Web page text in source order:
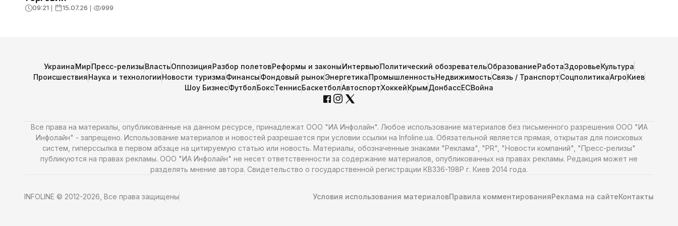
09:21 ❘ 15.07.26 ❘ 999
УкраинаМирПресс-релизыВластьОппозицияРазбор полетовРеформы и законыИнтервьюПолитический обозревательОбразованиеРаботаЗдоровьеКультура
ПроисшествияНаука и технологииНовости туризмаФинансыФондовый рынокЭнергетикаПромышленностьНедвижимостьСвязь / ТранспортСоцполитикаАгроКиев
Шоу БизнесФутболБоксТеннисБаскетболАвтоспортХоккейКрымДонбассЕСВойна
Все права на материалы, опубликованные на данном ресурсе, принадлежат ООО "ИА Инфолайн". Любое использование материалов без письменного разрешения ООО "ИА
Инфолайн" - запрещено. Использование материалов и новостей разрешается при условии ссылки на Infoline.ua. Обязательной является прямая, открытая для поисковых
систем, гиперссылка в первом абзаце на цитируемую статью или новость. Материалы, обозначенные знаками "Реклама", "PR", "Новости компаний", "Пресс-релизы"
публикуются на правах рекламы. ООО "ИА Инфолайн" не несет ответственности за содержание материалов, опубликованных на правах рекламы. Редакция может не
разделять мнение автора. Свидетельство о государственной регистрации КВ336-198Р г. Киев 2014 года.
INFOLINE © 2012-2026, Все права защищены Условия использования материаловПравила комментированияРеклама на сайтеКонтакты